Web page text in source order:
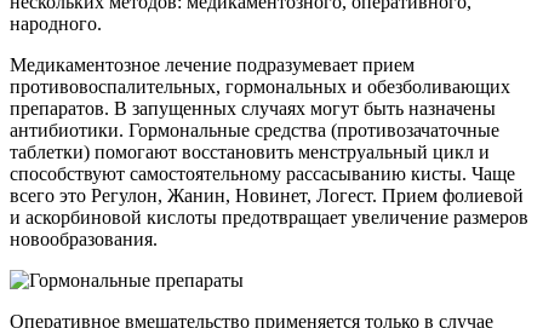
народного.
Медикаментозное лечение подразумевает прием
противовоспалительных, гормональных и обезболивающих
препаратов. В запущенных случаях могут быть назначены
антибиотики. Гормональные средства (противозачаточные
таблетки) помогают восстановить менструальный цикл и
способствуют самостоятельному рассасыванию кисты. Чаще
всего это Регулон, Жанин, Новинет, Логест. Прием фолиевой
и аскорбиновой кислоты предотвращает увеличение размеров
новообразования.
Оперативное вмешательство применяется только в случае